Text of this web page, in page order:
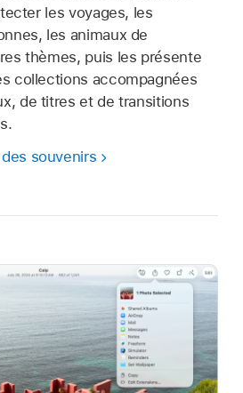
les voyages, les
les animaux de
thèmes, puis les présente
collections accompagnées
de titres et de transitions
souvenirs